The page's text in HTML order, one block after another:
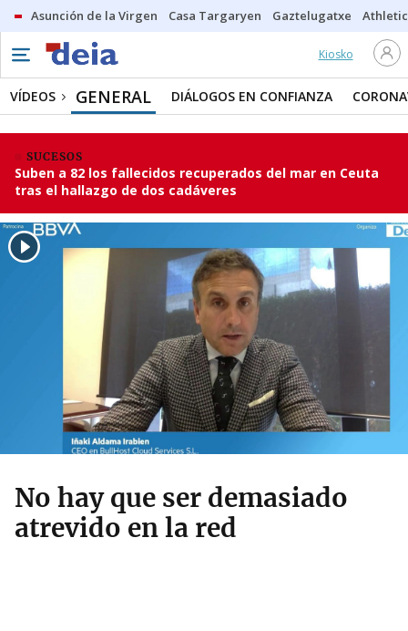
Asunción de la Virgen Casa Targaryen Gaztelugatxe Athletic
Kiosko
VÍDEOS GENERAL DIÁLOGOS EN CONFIANZA
SUCESOS
Suben a 82 los fallecidos recuperados del mar en Ceuta
tras el hallazgo de dos cadáveres
No hay que ser demasiado
atrevido en la red